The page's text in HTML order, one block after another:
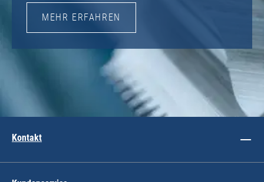
MEHR ERFAHREN
Kontakt